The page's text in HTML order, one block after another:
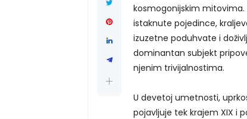
kosmogonijskim
istaknute pojedince,
izuzetne poduhvate i
dominantan subjekt
njenim trivijalnostima.
U devetoj umetnosti,
pojavljuje tek krajem XIX i